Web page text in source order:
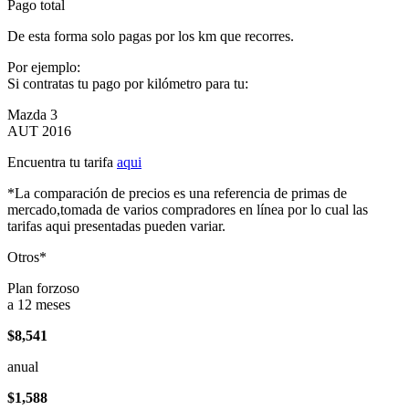
Pago total
De esta forma solo pagas por los km que recorres.
Por ejemplo:
Si contratas tu pago por kilómetro para tu:
Mazda 3
AUT 2016
Encuentra tu tarifa aqui
*La comparación de precios es una referencia de primas de
mercado,tomada de varios compradores en línea por lo cual las
tarifas aqui presentadas pueden variar.
Otros*
Plan forzoso
a 12 meses
$8,541
anual
$1,588